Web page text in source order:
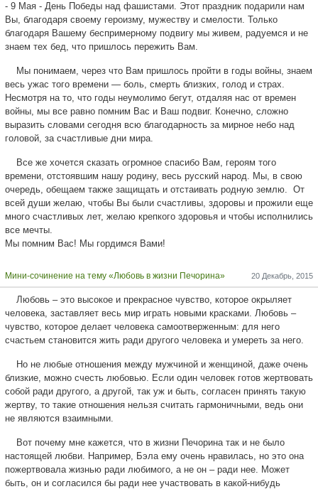
- 9 Мая - День Победы над фашистами. Этот праздник подарили нам
Вы, благодаря своему героизму, мужеству и смелости. Только
благодаря Вашему беспримерному подвигу мы живем, радуемся и не
знаем тех бед, что пришлось пережить Вам.
Мы понимаем, через что Вам пришлось пройти в годы войны, знаем
весь ужас того времени — боль, смерть близких, голод и страх.
Несмотря на то, что годы неумолимо бегут, отдаляя нас от времен
войны, мы все равно помним Вас и Ваш подвиг. Конечно, сложно
выразить словами сегодня всю благодарность за мирное небо над
головой, за счастливые дни мира.
Все же хочется сказать огромное спасибо Вам, героям того
времени, отстоявшим нашу родину, весь русский народ. Мы, в свою
очередь, обещаем также защищать и отстаивать родную землю. От
всей души желаю, чтобы Вы были счастливы, здоровы и прожили еще
много счастливых лет, желаю крепкого здоровья и чтобы исполнились
все мечты.
Мы помним Вас! Мы гордимся Вами!
20 Декабрь, 2015
Мини-сочинение на тему «Любовь в жизни Печорина»
Любовь – это высокое и прекрасное чувство, которое окрыляет
человека, заставляет весь мир играть новыми красками. Любовь –
чувство, которое делает человека самоотверженным: для него
счастьем становится жить ради другого человека и умереть за него.
Но не любые отношения между мужчиной и женщиной, даже очень
близкие, можно счесть любовью. Если один человек готов жертвовать
собой ради другого, а другой, так уж и быть, согласен принять такую
жертву, то такие отношения нельзя считать гармоничными, ведь они
не являются взаимными.
Вот почему мне кажется, что в жизни Печорина так и не было
настоящей любви. Например, Бэла ему очень нравилась, но это она
пожертвовала жизнью ради любимого, а не он – ради нее. Может
быть, он и согласился бы ради нее участвовать в какой-нибудь